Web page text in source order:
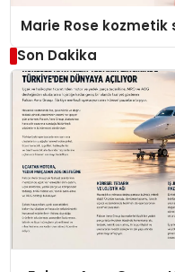
Marie Rose
Son Dakika